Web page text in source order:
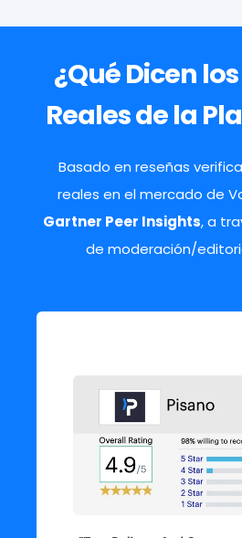
¿Qué Dicen
Reales de la
Basado en reseñas
reales en el mercado de
Gartner Peer Insights, a
de moderación/